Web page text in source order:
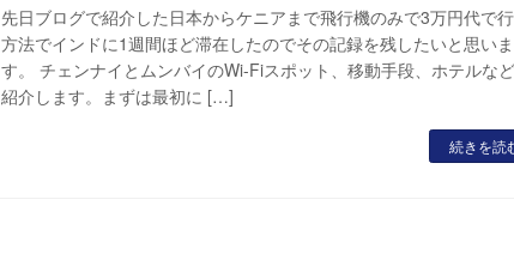
先日ブログで紹介した日本からケニアまで飛行機のみで3万円代で行
方法でインドに1週間ほど滞在したのでその記録を残したいと思いま
す。 チェンナイとムンバイのWi-Fiスポット、移動手段、ホテルな
紹介します。まずは最初に […]
続きを読